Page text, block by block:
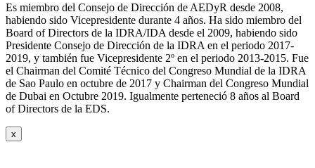
Es miembro del Consejo de Dirección de AEDyR desde 2008,
habiendo sido Vicepresidente durante 4 años. Ha sido miembro del
Board of Directors de la IDRA/IDA desde el 2009, habiendo sido
Presidente Consejo de Dirección de la IDRA en el periodo 2017-
2019, y también fue Vicepresidente 2º en el periodo 2013-2015. Fue
el Chairman del Comité Técnico del Congreso Mundial de la IDRA
de Sao Paulo en octubre de 2017 y Chairman del Congreso Mundial
de Dubai en Octubre 2019. Igualmente perteneció 8 años al Board
of Directors de la EDS.
x